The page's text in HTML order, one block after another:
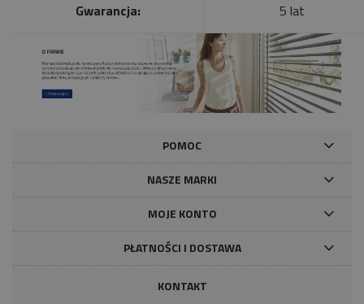
Gwarancja: 5 lat
POMOC
NASZE MARKI
MOJE KONTO
PŁATNOŚCI I DOSTAWA
KONTAKT